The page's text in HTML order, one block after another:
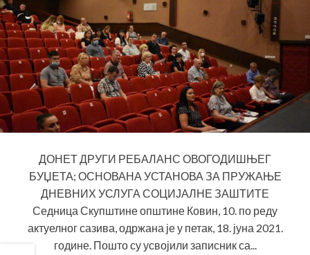
ДОНЕТ ДРУГИ РЕБАЛАНС ОВОГОДИШЊЕГ
БУЏЕТА; ОСНОВАНА УСТАНОВА ЗА ПРУЖАЊЕ
ДНЕВНИХ УСЛУГА СОЦИЈАЛНЕ ЗАШТИТЕ
Седница Скупштине општине Ковин, 10. по реду
актуелног сазива, одржана је у петак, 18. јуна 2021.
године. Пошто су усвојили записник са...